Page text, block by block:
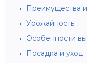
Преимущества
Урожайность
Особенности
Посадка и уход